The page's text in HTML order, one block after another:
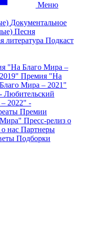
Меню
Документальное
Песня
литература Подкаст
"На Благо Мира –
Премия "На
Мира – 2021"
Любительский
2022" -
Премии
Пресс-релиз о
нас Партнеры
Подборки